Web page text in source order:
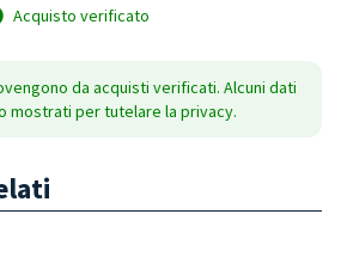
Acquisto verificato
da acquisti verificati. Alcuni dati
mostrati per tutelare la privacy.